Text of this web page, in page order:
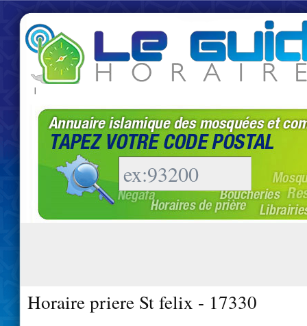
|
Horaire priere St felix - 17330